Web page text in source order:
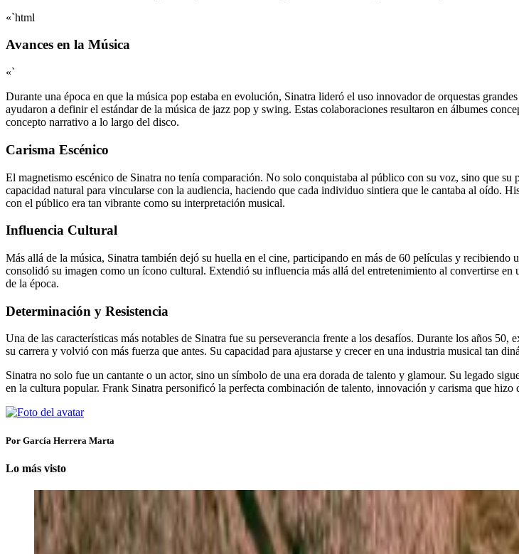
«`html
Avances en la Música
«`
Durante una época en que la música pop estaba en evolución, Sinatra lideró el uso innovador de orquestas
ayudaron a definir el estándar de la música de jazz pop y swing. Estas colaboraciones resultaron en álbumes
concepto narrativo a lo largo del disco.
Carisma Escénico
El magnetismo escénico de Sinatra no tenía comparación. No solo conquistaba al público con su voz, sino que su
capacidad natural para vincularse con la audiencia, haciendo que cada individuo sintiera que le cantaba al oído.
con el público era tan vibrante como su interpretación musical.
Influencia Cultural
Más allá de la música, Sinatra también dejó su huella en el cine, participando en más de 60 películas y
consolidó su imagen como un ícono cultural. Extendió su influencia más allá del entretenimiento al convertirse
de la época.
Determinación y Resistencia
Una de las características más notables de Sinatra fue su perseverancia frente a los desafíos. Durante los años
su carrera y volvió con más fuerza que antes. Su capacidad para ajustarse y crecer en una industria musical tan
Sinatra no solo fue un cantante o un actor, sino un símbolo de una era dorada de talento y glamour. Su legado
en la cultura popular. Frank Sinatra personificó la perfecta combinación de talento, innovación y carisma que hizo
Por García Herrera Marta
Lo más visto